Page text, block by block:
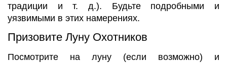
традиции и т. д.). Будьте подробными и
уязвимыми в этих намерениях.
Призовите Луну Охотников
Посмотрите на луну (если возможно) и